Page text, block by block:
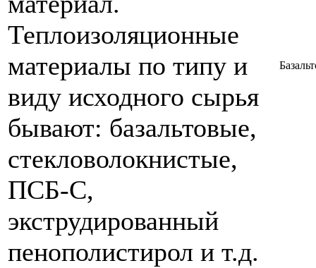
Теплоизоляционные
материалы по типу и
виду исходного сырья
бывают: базальтовые,
стекловолокнистые,
ПСБ-С,
экструдированный
пенополистирол и т.д.